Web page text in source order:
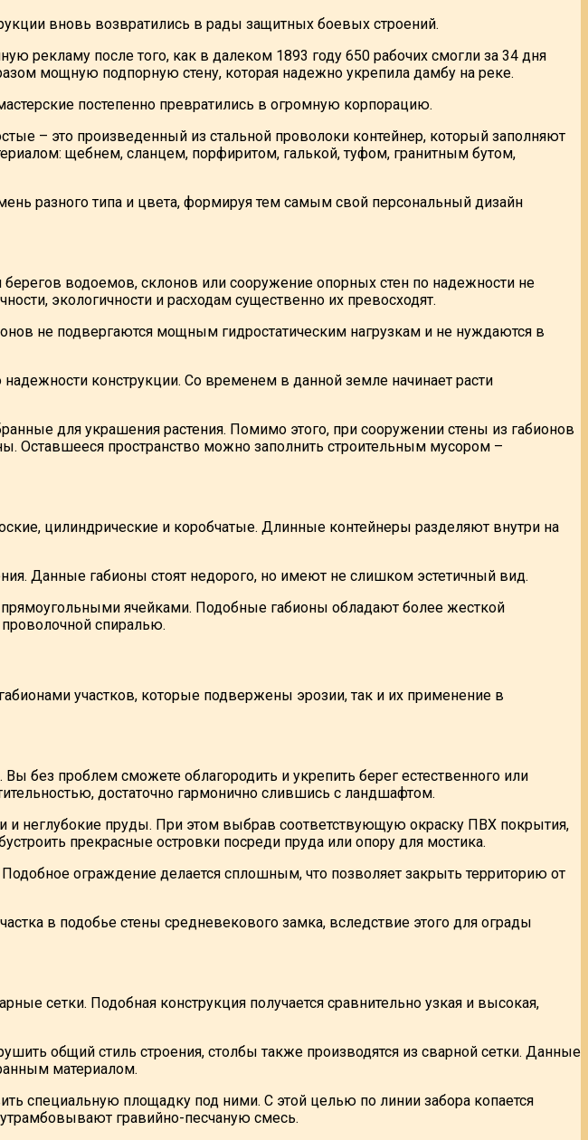
вновь возвратились в рады защитных боевых строений.
рекламу после того, как в далеком 1893 году 650 рабочих смогли за 34 дня
мощную подпорную стену, которая надежно укрепила дамбу на реке.
постепенно превратились в огромную корпорацию.
– это произведенный из стальной проволоки контейнер, который заполняют
щебнем, сланцем, порфиритом, галькой, туфом, гранитным бутом,
разного типа и цвета, формируя тем самым свой персональный дизайн
берегов водоемов, склонов или сооружение опорных стен по надежности не
экологичности и расходам существенно их превосходят.
не подвергаются мощным гидростатическим нагрузкам и не нуждаются в
конструкции. Со временем в данной земле начинает расти
для украшения растения. Помимо этого, при сооружении стены из габионов
Оставшееся пространство можно заполнить строительным мусором –
цилиндрические и коробчатые. Длинные контейнеры разделяют внутри на
Данные габионы стоят недорого, но имеют не слишком эстетичный вид.
ячейками. Подобные габионы обладают более жесткой
спиралью.
участков, которые подвержены эрозии, так и их применение в
без проблем сможете облагородить и укрепить берег естественного или
достаточно гармонично слившись с ландшафтом.
неглубокие пруды. При этом выбрав соответствующую окраску ПВХ покрытия,
прекрасные островки посреди пруда или опору для мостика.
ограждение делается сплошным, что позволяет закрыть территорию от
в подобье стены средневекового замка, вследствие этого для ограды
сетки. Подобная конструкция получается сравнительно узкая и высокая,
общий стиль строения, столбы также производятся из сварной сетки. Данные
материалом.
специальную площадку под ними. С этой целью по линии забора копается
гравийно-песчаную смесь.